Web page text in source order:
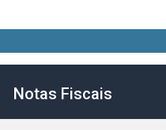
Notas Fiscais